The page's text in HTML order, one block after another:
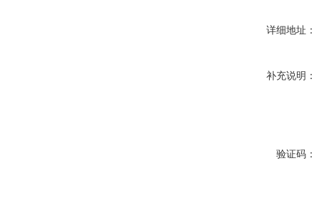
详细地址：
补充说明：
验证码：